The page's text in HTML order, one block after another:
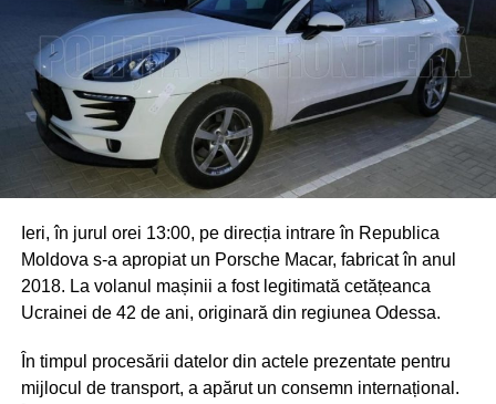
Ieri, în jurul orei 13:00, pe direcția intrare în Republica
Moldova s-a apropiat un Porsche Macar, fabricat în anul
2018. La volanul mașinii a fost legitimată cetățeanca
Ucrainei de 42 de ani, originară din regiunea Odessa.
În timpul procesării datelor din actele prezentate pentru
mijlocul de transport, a apărut un consemn internațional.